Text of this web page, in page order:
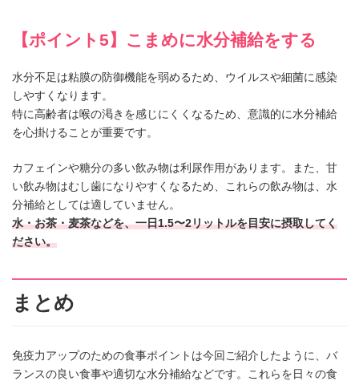
【ポイント5】こまめに水分補給をする
水分不足は粘膜の防御機能を弱めるため、ウイルスや細菌に感染
しやすくなります。
特に高齢者は喉の渇きを感じにくくなるため、意識的に水分補給
を心掛けることが重要です。
カフェインや糖分の多い飲み物は利尿作用があります。また、甘
い飲み物はむし歯になりやすくなるため、これらの飲み物は、水
分補給としては適していません。
水・お茶・麦茶などを、一日1.5〜2リットルを目安に摂取してく
ださい。
まとめ
免疫力アップのための食事ポイントは今回ご紹介したように、バ
ランスの良い食事や適切な水分補給などです。これらを日々の食